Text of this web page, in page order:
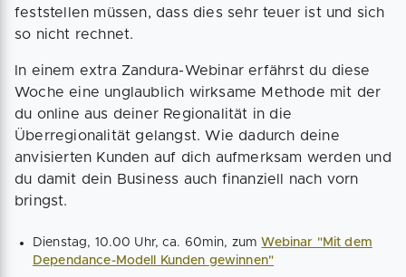
feststellen müssen, dass dies sehr teuer ist und sich
so nicht rechnet.
In einem extra Zandura-Webinar erfährst du diese
Woche eine unglaublich wirksame Methode mit der
du online aus deiner Regionalität in die
Überregionalität gelangst. Wie dadurch deine
anvisierten Kunden auf dich aufmerksam werden und
du damit dein Business auch finanziell nach vorn
bringst.
Dienstag, 10.00 Uhr, ca. 60min, zumWebinar "Mit dem
Dependance-Modell Kunden gewinnen"